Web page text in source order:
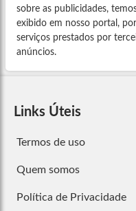
sobre as publicidades,
exibido em nosso portal,
serviços prestados por
anúncios.
Links Úteis
Termos de uso
Quem somos
Política de Privacidade